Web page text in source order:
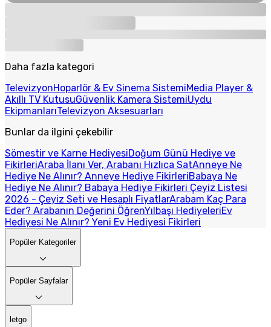
Daha fazla kategori
TelevizyonHoparlör & Ev Sinema SistemiMedia Player &
Akıllı TV KutusuGüvenlik Kamera SistemiUydu
EkipmanlarıTelevizyon Aksesuarları
Bunlar da ilgini çekebilir
Sömestir ve Karne HediyesiDoğum Günü Hediye ve
FikirleriAraba İlanı Ver, Arabanı Hızlıca SatAnneye Ne
Hediye Ne Alınır? Anneye Hediye FikirleriBabaya Ne
Hediye Ne Alınır? Babaya Hediye Fikirleri Çeyiz Listesi
2026 - Çeyiz Seti ve Hesaplı FiyatlarArabam Kaç Para
Eder? Arabanın Değerini ÖğrenYılbaşı HediyeleriEv
Hediyesi Ne Alınır? Yeni Ev Hediyesi Fikirleri
Popüler Kategoriler
Popüler Sayfalar
letgo